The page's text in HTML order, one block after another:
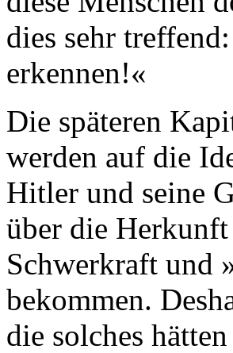
dies sehr
erkennen!«
Die späteren
werden auf die
Hitler und seine
über die
Schwerkraft und
bekommen.
die solches